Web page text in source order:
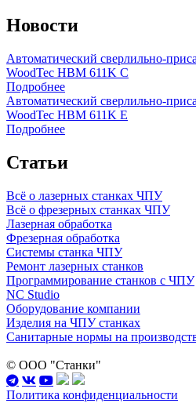
Новости
Автоматический сверлильно-
WoodTec HBM 611K C
Подробнее
Автоматический сверлильно-
WoodTec HBM 611K E
Подробнее
Статьи
Всё о лазерных станках ЧПУ
Всё о фрезерных станках ЧПУ
Лазерная обработка
Фрезерная обработка
Системы станка ЧПУ
Ремонт лазерных станков
Программирование станков с ЧПУ
NC Studio
Оборудование компании
Изделия на ЧПУ станках
Санитарные нормы на
© ООО "Станки"
Политика конфиденциальности